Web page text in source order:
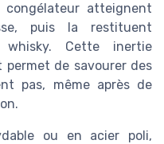
congélateur atteignent
puis la restituent
Cette inertie
de savourer des
pas, même après de
ou en acier poli,